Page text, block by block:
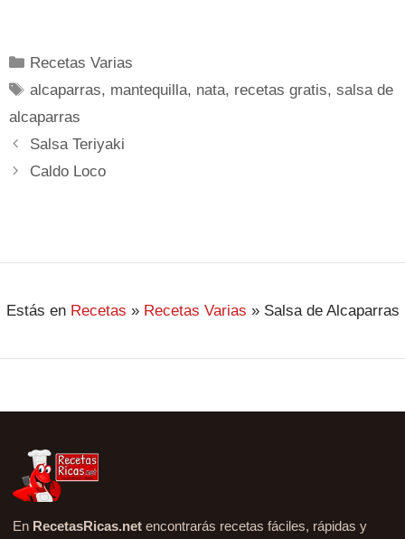
Recetas Varias
alcaparras, mantequilla, nata, recetas gratis,salsa de
alcaparras
Salsa Teriyaki
Caldo Loco
Estás en Recetas » Recetas Varias » Salsa de Alcaparras
En RecetasRicas.net encontrarás recetas fáciles, rápidas y